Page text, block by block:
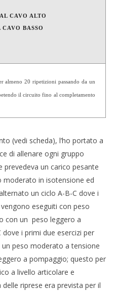
CAVO ALTO
BASSO
almeno 20 ripetizioni passando da un
il circuito fino al completamento
(vedi scheda), l’ho portato a
di allenare ogni gruppo
prevedeva un carico pesante
moderato in isotensione ed
un ciclo A-B-C dove i
eseguiti con peso
con un peso leggero a
i primi due esercizi per
peso moderato a tensione
a pompaggio; questo per
a livello articolare e
riprese era prevista per il